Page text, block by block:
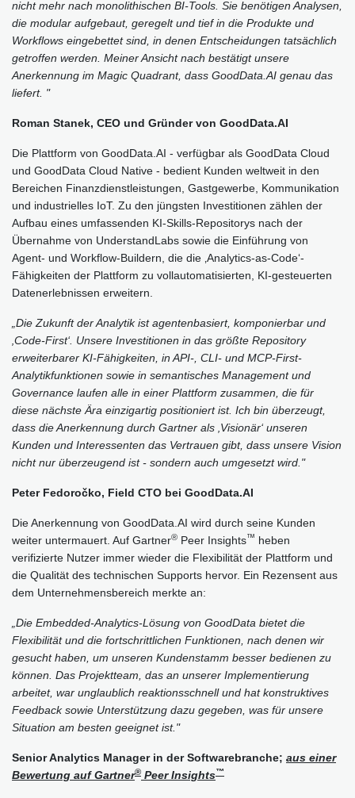
nicht mehr nach monolithischen BI-Tools. Sie benötigen Analysen,
die modular aufgebaut, geregelt und tief in die Produkte und
Workflows eingebettet sind, in denen Entscheidungen tatsächlich
getroffen werden. Meiner Ansicht nach bestätigt unsere
Anerkennung im Magic Quadrant, dass GoodData.AI genau das
liefert. "
Roman Stanek, CEO und Gründer von GoodData.AI
Die Plattform von GoodData.AI - verfügbar als GoodData Cloud
und GoodData Cloud Native - bedient Kunden weltweit in den
Bereichen Finanzdienstleistungen, Gastgewerbe, Kommunikation
und industrielles IoT. Zu den jüngsten Investitionen zählen der
Aufbau eines umfassenden KI-Skills-Repositorys nach der
Übernahme von UnderstandLabs sowie die Einführung von
Agent- und Workflow-Buildern, die die ‚Analytics-as-Code‘-
Fähigkeiten der Plattform zu vollautomatisierten, KI-gesteuerten
Datenerlebnissen erweitern.
„Die Zukunft der Analytik ist agentenbasiert, komponierbar und
‚Code-First‘. Unsere Investitionen in das größte Repository
erweiterbarer KI-Fähigkeiten, in API-, CLI- und MCP-First-
Analytikfunktionen sowie in semantisches Management und
Governance laufen alle in einer Plattform zusammen, die für
diese nächste Ära einzigartig positioniert ist. Ich bin überzeugt,
dass die Anerkennung durch Gartner als ‚Visionär‘ unseren
Kunden und Interessenten das Vertrauen gibt, dass unsere Vision
nicht nur überzeugend ist - sondern auch umgesetzt wird."
Peter Fedoročko, Field CTO bei GoodData.AI
Die Anerkennung von GoodData.AI wird durch seine Kunden
weiter untermauert. Auf Gartner® Peer Insights™ heben
verifizierte Nutzer immer wieder die Flexibilität der Plattform und
die Qualität des technischen Supports hervor. Ein Rezensent aus
dem Unternehmensbereich merkte an:
„Die Embedded-Analytics-Lösung von GoodData bietet die
Flexibilität und die fortschrittlichen Funktionen, nach denen wir
gesucht haben, um unseren Kundenstamm besser bedienen zu
können. Das Projektteam, das an unserer Implementierung
arbeitet, war unglaublich reaktionsschnell und hat konstruktives
Feedback sowie Unterstützung dazu gegeben, was für unsere
Situation am besten geeignet ist."
Senior Analytics Manager in der Softwarebranche; aus einer
Bewertung auf Gartner® Peer Insights™